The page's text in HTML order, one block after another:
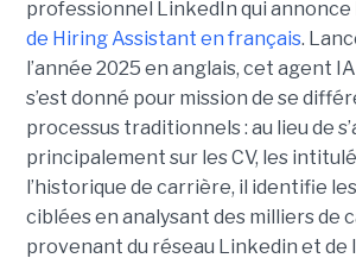
professionnel LinkedIn qui
de Hiring Assistant en français.
l’année 2025 en anglais, cet agent
s’est donné pour mission de se
processus traditionnels : au lieu de
principalement sur les CV, les
l’historique de carrière, il identifie
ciblées en analysant des milliers de
provenant du réseau Linkedin et de